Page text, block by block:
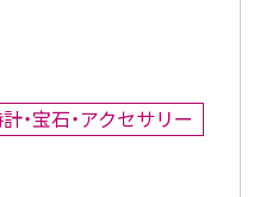
・宝石・アクセサリー